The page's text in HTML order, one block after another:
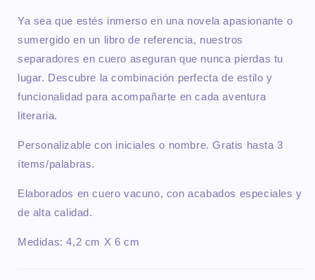
Ya sea que estés inmerso en una novela apasionante o
sumergido en un libro de referencia, nuestros
separadores en cuero aseguran que nunca pierdas tu
lugar. Descubre la combinación perfecta de estilo y
funcionalidad para acompañarte en cada aventura
literaria.
Personalizable con iniciales o nombre. Gratis hasta 3
ítems/palabras.
Elaborados en cuero vacuno, con acabados especiales y
de alta calidad.
Medidas: 4,2 cm X 6 cm